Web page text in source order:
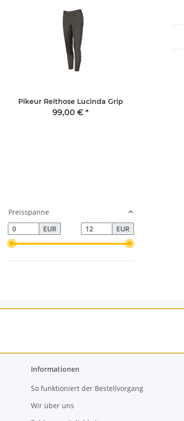
Pikeur Reithose Lucinda Grip
99,00 € *
Preisspanne
EUR
EUR
Informationen
So funktioniert der Bestellvorgang
Wir über uns